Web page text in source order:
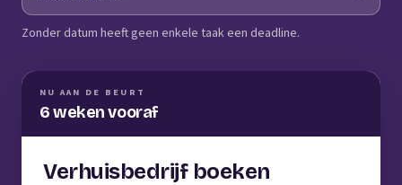
Zonder datum heeft geen enkele taak een deadline.
NU AAN DE BEURT
6 weken vooraf
Verhuisbedrijf boeken